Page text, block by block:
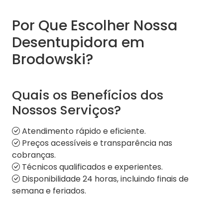
Por Que Escolher Nossa
Desentupidora em
Brodowski?
Quais os Benefícios dos
Nossos Serviços?
Atendimento rápido e eficiente.
Preços acessíveis e transparência nas
cobranças.
Técnicos qualificados e experientes.
Disponibilidade 24 horas, incluindo finais de
semana e feriados.